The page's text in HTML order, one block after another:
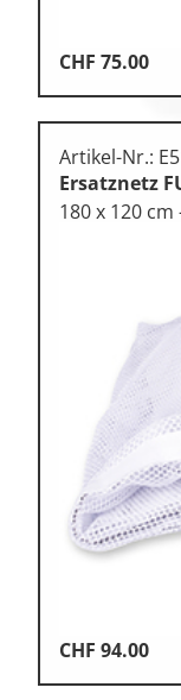
CHF 75.00
Artikel-Nr.:
Ersatznetz
180 x 120 cm
CHF 94.00